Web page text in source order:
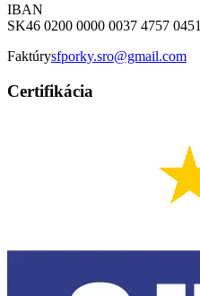
IBAN
SK46 0200 0000 0037 4757 0451
Faktúrysfporky.sro@gmail.com
Certifikácia